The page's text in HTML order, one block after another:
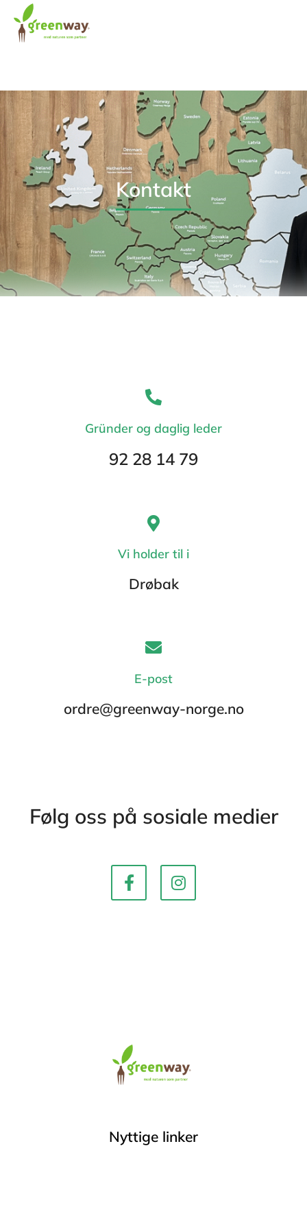
Kontakt
Gründer og daglig leder
92 28 14 79
Vi holder til i
Drøbak
E-post
ordre@greenway-norge.no
Følg oss på sosiale medier
Nyttige linker